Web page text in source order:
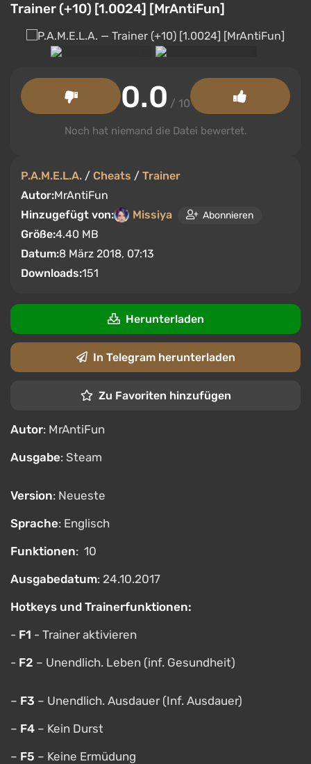
Trainer (+10) [1.0024] [MrAntiFun]
P.A.M.E.L.A. / Cheats / Trainer
Autor:MrAntiFun
Hinzugefügt von:
Missiya Abonnieren
Größe:4.40 MB
Datum:8 März 2018, 07:13
Downloads:151
0.0 / 10
Noch hat niemand die Datei bewertet.
Herunterladen
In Telegram herunterladen
Zu Favoriten hinzufügen
Autor: MrAntiFun
Ausgabe: Steam
Version: Neueste
Sprache: Englisch
Funktionen: 10
Ausgabedatum: 24.10.2017
Hotkeys und Trainerfunktionen:
- F1 - Trainer aktivieren
- F2 – Unendlich. Leben (inf. Gesundheit)
– F3 – Unendlich. Ausdauer (Inf. Ausdauer)
– F4 – Kein Durst
– F5 – Keine Ermüdung